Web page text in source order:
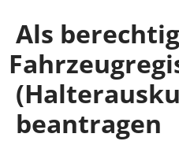
Als
beantragen